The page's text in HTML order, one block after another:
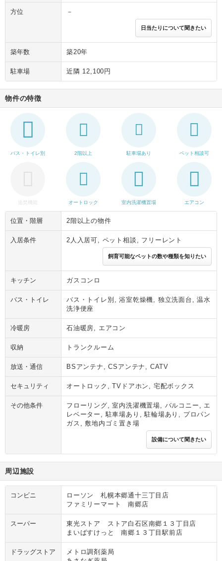
方位 －
日当たりについて聞きたい
築年数 築20年
駐車場 近隣 12,100円
物件の特徴
バス・トイレ別 2階以上 駐車場あり ペット相談可
追焚機能 オートロック 室内洗濯機置場 エアコン
位置・階層 2階以上の物件
入居条件 2人入居可, ペット相談, フリーレント
飼育可能なペットの数や種類を知りたい
キッチン ガスコンロ
バス・トイレ
バス・トイレ別, 浴室乾燥機, 独立洗面台, 温水
洗浄便座
冷暖房 石油暖房, エアコン
収納 トランクルーム
放送・通信 BSアンテナ, CSアンテナ, CATV
セキュリティ オートロック, TVドアホン, 宅配ボックス
その他条件
フローリング, 室内洗濯機置場, バルコニー, エ
レベーター, 駐車場あり, 駐輪場あり, プロパン
ガス, 敷地内ゴミ置き場
設備について聞きたい
周辺施設
コンビニ
ローソン 札幌本郷通十三丁目店
ファミリーマート 南郷店
スーパー
東光ストア ストア白石区南郷１３丁目店
まいばすけっと 南郷１３丁目駅前店
ドラッグストア
メトロ調剤薬局